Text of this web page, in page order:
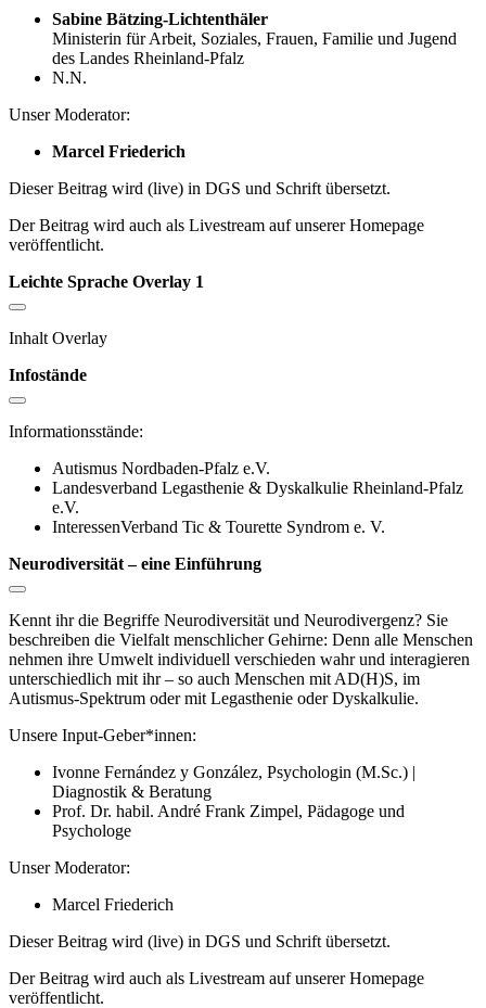
Sabine Bätzing-Lichtenthäler
Ministerin für Arbeit, Soziales, Frauen, Familie und Jugend
des Landes Rheinland-Pfalz
N.N.
Unser Moderator:
Marcel Friederich
Dieser Beitrag wird (live) in DGS und Schrift übersetzt.
Der Beitrag wird auch als Livestream auf unserer Homepage
veröffentlicht.
Leichte Sprache Overlay 1
Inhalt Overlay
Infostände
Informationsstände:
Autismus Nordbaden-Pfalz e.V.
Landesverband Legasthenie & Dyskalkulie Rheinland-Pfalz
e.V.
InteressenVerband Tic & Tourette Syndrom e. V.
Neurodiversität – eine Einführung
Kennt ihr die Begriffe Neurodiversität und Neurodivergenz? Sie
beschreiben die Vielfalt menschlicher Gehirne: Denn alle Menschen
nehmen ihre Umwelt individuell verschieden wahr und interagieren
unterschiedlich mit ihr – so auch Menschen mit AD(H)S, im
Autismus-Spektrum oder mit Legasthenie oder Dyskalkulie.
Unsere Input-Geber*innen:
Ivonne Fernández y González, Psychologin (M.Sc.) |
Diagnostik & Beratung
Prof. Dr. habil. André Frank Zimpel, Pädagoge und
Psychologe
Unser Moderator:
Marcel Friederich
Dieser Beitrag wird (live) in DGS und Schrift übersetzt.
Der Beitrag wird auch als Livestream auf unserer Homepage
veröffentlicht.